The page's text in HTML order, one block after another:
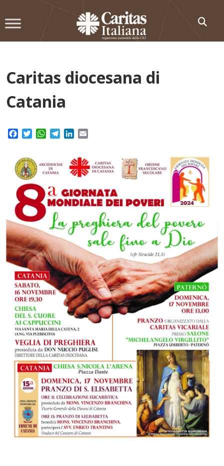
to
Caritas diocesana di
Catania
Facebook
TwitterWhatsApp
TelegramLinkedIn